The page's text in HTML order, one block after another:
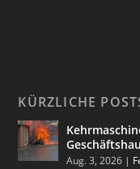
KÜRZLICHE
Aug. 3, 2026 |